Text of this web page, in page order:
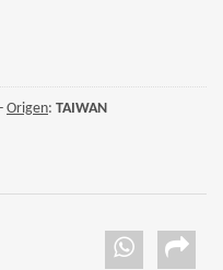
- Origen: TAIWAN